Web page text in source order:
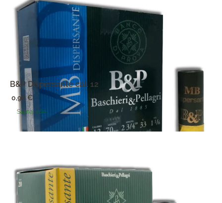
B&P Dispersante cal. 12
0,96€
Saznaj više